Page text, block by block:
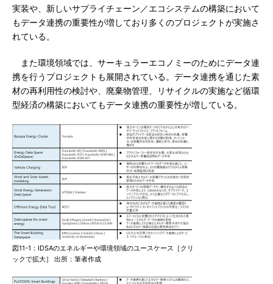
実装や、新しいサプライチェーン／エコシステムの構築において
もデータ連携の重要性が増しており多くのプロジェクトが実施さ
れている。
また環境領域では、サーキュラーエコノミーのためにデータ連
携を行うプロジェクトも展開されている。データ連携を通じた素
材の再利用性の検討や、廃棄物管理、リサイクルの実施など循環
型経済の構築においてもデータ連携の重要性が増している。
図11-1：IDSAのエネルギーや環境領域のユースケース［クリ
ックで拡大］ 出所：筆者作成